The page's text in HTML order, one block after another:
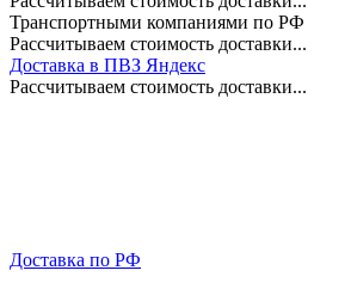
Транспортными компаниями по РФ
Рассчитываем стоимость доставки...
Доставка в ПВЗ Яндекс
Рассчитываем стоимость доставки...
Доставка по РФ